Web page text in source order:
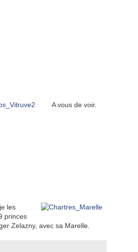
A vous de voir.
les
princes
Zelazny, avec sa Marelle.